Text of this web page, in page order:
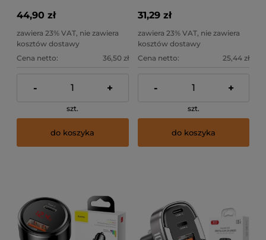
44,90 zł
zawiera 23% VAT, nie zawiera
kosztów dostawy
Cena netto:
36,50 zł
- +
szt.
do koszyka
31,29 zł
zawiera 23% VAT, nie zawiera
kosztów dostawy
Cena netto:
25,44 zł
- +
szt.
do koszyka